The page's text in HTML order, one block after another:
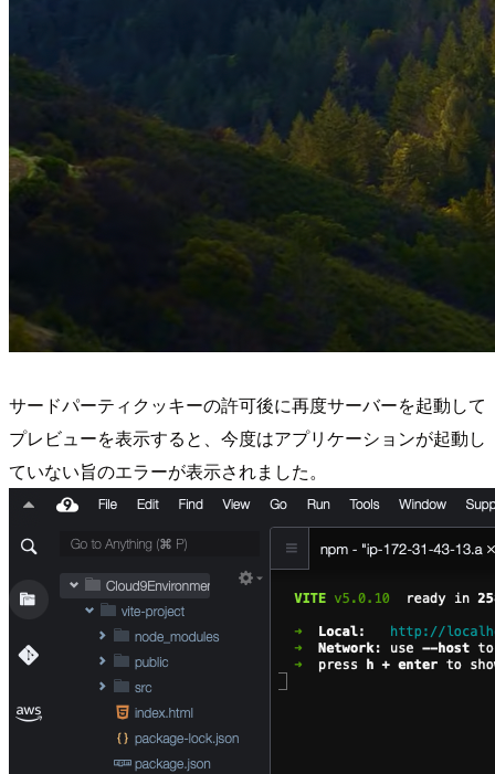
サードパーティクッキーの許可後に再度サーバーを起動して
プレビューを表示すると、今度はアプリケーションが起動し
ていない旨のエラーが表示されました。